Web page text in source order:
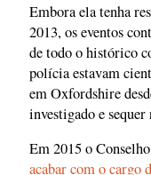
Embora ela tenha
2013, os eventos
de todo o histórico
polícia estavam
em Oxfordshire
investigado e
Em 2015 o
acabar com o cargo